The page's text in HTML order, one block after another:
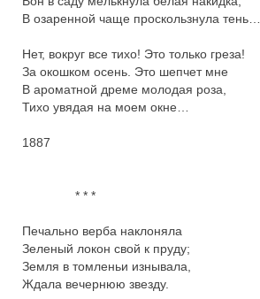
В озаренной чаще проскользнула тень…
Нет, вокруг все тихо! Это только греза!
За окошком осень. Это шепчет мне
В ароматной дреме молодая роза,
Тихо увядая на моем окне…
1887
               * * *
Печально верба наклоняла
Зеленый локон свой к пруду;
Земля в томленьи изнывала,
Ждала вечернюю звезду.